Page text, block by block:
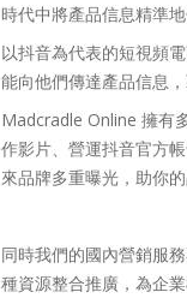
時代中將產品信息精準地
以抖音為代表的短視頻
能向他們傳達產品信息
Madcradle Online 擁有
作影片、營運抖音官方
來品牌多重曝光，助你
同時我們的國內營銷服
種資源整合推廣，為企